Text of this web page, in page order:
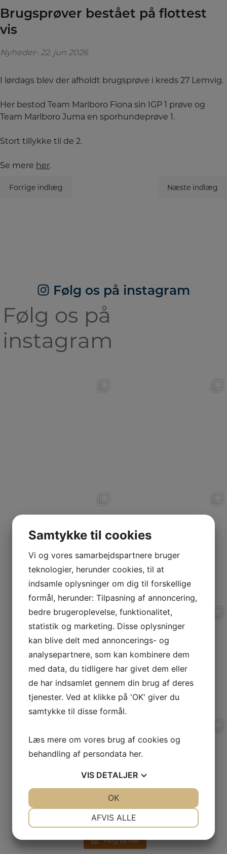
Brugsprøver bestået på flottest
vis
Nyheder 22. jun 2026
I lørdags blev der afholdt brugsprøve i kreds 27 Lemvig.
Her bestod Team Marlboro Fiona sin IGP 1 prøve og
Team Marlboro Juma en sporhundeprøve 1.
Stort tillykke til de 2.
Se mere her.
Indlægsnavigation
Forrige indlæg Næste indlæg
Følg os på instagram
Følg os på
instagram
🐾Væsentest (WB)🐾
I dag har der været...
I dag har
Skue i kreds 11 Randers
I søndags var ...
💥 Sieger Schau 2024
I sidste weekend
Idag har vi haft
hvalpetræf ...
HAS 2024🩵
Følg os her
Samtykke til cookies
Vi og vores samarbejdspartnere bruger
teknologier, herunder cookies, til at
indsamle oplysninger om dig til forskellige
formål, herunder: Tilpasning af annoncering,
bedre brugeroplevelse, funktionalitet,
statistik og marketing. Disse oplysninger
kan blive delt med annoncerings- og
analysepartnere, som kan kombinere dem
med data, du tidligere har givet dem eller
de har indsamlet gennem din brug af deres
tjenester. Ved at klikke på 'OK' giver du
samtykke til disse formål.
Læs mere om vores brug af cookies og
behandling af persondata her.
VIS DETALJER
MARKETING STATISTIK
AFVIS ALLE
OK